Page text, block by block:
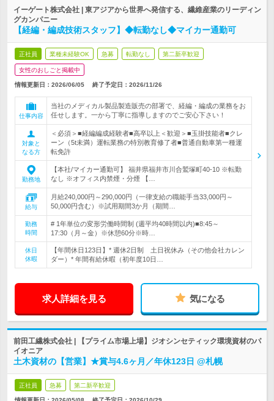
イーゲート株式会社 | 東アジアから世界へ発信する、繊維産業のリーディン
グカンパニー
【経編・編成技術スタッフ】◆転勤なし◆マイカー通勤可
正社員 業種未経験OK 急募 転勤なし 第二新卒歓迎
女性のおしごと掲載中
情報更新日：2026/06/05 終了予定日： 2026/11/26
仕事内容
当社のメディカル製品製造販売の部署で、経編・編成の業務をお
任せします。一から丁寧に指導しますのでご安心下さい！
対象と
なる方
＜必須＞■経編編成経験者■高卒以上＜歓迎＞■玉掛技能者■クレ
ーン（5t未満）運転業務の特別教育修了者■普通自動車第一種運
転免許
勤務地
【本社/マイカー通勤可】 福井県福井市川合鷲塚町40-10 ※転勤
なし ※オフィス内禁煙・分煙 【…
給与
月給240,000円～290,000円（一律支給の職能手当33,000円～
50,000円含む）※試用期間3か月（期間…
勤務
時間
# 1年単位の変形労働時間制 (週平均40時間以内)■8:45～
17:30（月～金）※休憩60分※時…
休日
休暇
【年間休日123日】* 週休2日制 土日祝休み（その他会社カレン
ダー）* 年間有給休暇（初年度10日…
求人詳細を見る 気になる
前田工繊株式会社 | 【プライム市場上場】ジオシンセティック環境資材のパ
イオニア
土木資材の【営業】★賞与4.6ヶ月／年休123日 @札幌
正社員 急募 第二新卒歓迎